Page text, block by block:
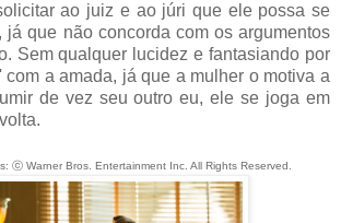
ao juiz e ao júri que ele possa se
já que não concorda com os argumentos
Sem qualquer lucidez e fantasiando por
com a amada, já que a mulher o motiva a
de vez seu outro eu, ele se joga em
ⓒ Warner Bros. Entertainment Inc. All Rights Reserved.